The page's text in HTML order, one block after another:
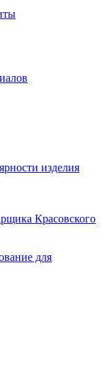
изделия
Красовского
для